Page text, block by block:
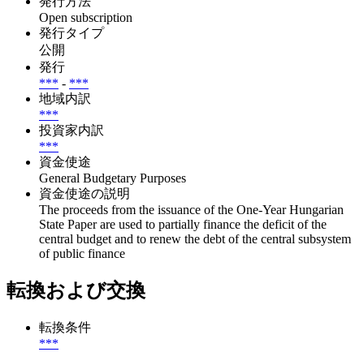
Open subscription
発行タイプ
公開
発行
*** - ***
地域内訳
***
投資家内訳
***
資金使途
General Budgetary Purposes
資金使途の説明
The proceeds from the issuance of the One-Year Hungarian
State Paper are used to partially finance the deficit of the
central budget and to renew the debt of the central subsystem
of public finance
転換および交換
転換条件
***